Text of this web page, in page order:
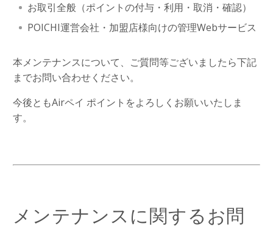
お取引全般（ポイントの付与・利用・取消・確認）
POICHI運営会社・加盟店様向けの管理Webサービス
本メンテナンスについて、ご質問等ございましたら下記
までお問い合わせください。
今後ともAirペイ ポイントをよろしくお願いいたしま
す。
メンテナンスに関するお問